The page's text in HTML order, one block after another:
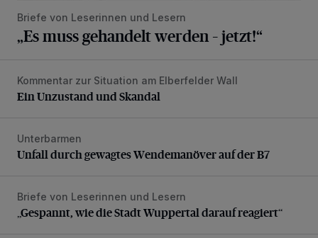
Briefe von Leserinnen und Lesern
„Es muss gehandelt werden – jetzt!“
Ein Unzustand und Skandal
Kommentar zur Situation am Elberfelder Wall
Ein Unzustand und Skandal
Unfall durch gewagtes Wendemanöver auf der B7
Unterbarmen
Unfall durch gewagtes Wendemanöver auf der B7
„Gespannt, wie die Stadt Wuppertal darauf reagiert“
Briefe von Leserinnen und Lesern
„Gespannt, wie die Stadt Wuppertal darauf reagiert“